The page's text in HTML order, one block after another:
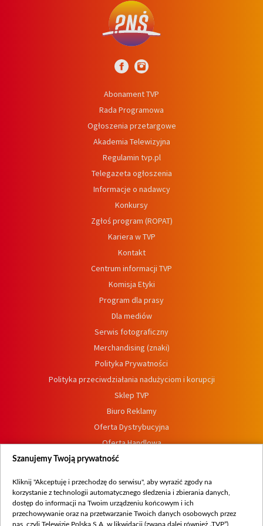
Abonament TVP
Rada Programowa
Ogłoszenia przetargowe
Akademia Telewizyjna
Regulamin tvp.pl
Telegazeta ogłoszenia
Informacje o nadawcy
Konkursy
Zgłoś program (ROPAT)
Kariera w TVP
Kontakt
Centrum informacji TVP
Komisja Etyki
Program dla prasy
Dla mediów
Serwis fotograficzny
Merchandising (znaki)
Polityka Prywatności
Polityka przeciwdziałania nadużyciom i korupcji
Sklep TVP
Biuro Reklamy
Oferta Dystrybucyjna
Oferta Handlowa
Dostępność
Procedura zgłoszeń wewnętrznych
Szanujemy Twoją prywatność
Kliknij "Akceptuję i przechodzę do serwisu", aby wyrazić zgody na
korzystanie z technologii automatycznego śledzenia i zbierania danych,
dostęp do informacji na Twoim urządzeniu końcowym i ich
przechowywanie oraz na przetwarzanie Twoich danych osobowych przez
nas, czyli Telewizję Polską S.A. w likwidacji (zwaną dalej również „TVP”),